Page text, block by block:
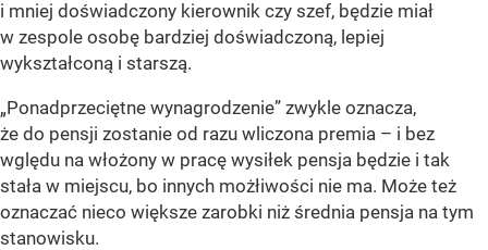
i mniej doświadczony kierownik czy szef, będzie miał
w zespole osobę bardziej doświadczoną, lepiej
wykształconą i starszą.
„Ponadprzeciętne wynagrodzenie” zwykle oznacza,
że do pensji zostanie od razu wliczona premia – i bez
wględu na włożony w pracę wysiłek pensja będzie i tak
stała w miejscu, bo innych możłiwości nie ma. Może też
oznaczać nieco większe zarobki niż średnia pensja na tym
stanowisku.